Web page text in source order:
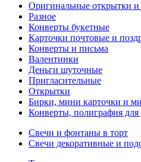
Оригинальные открытки и
Разное
Конверты букетные
Карточки почтовые и
Конверты и письма
Валентинки
Деньги шуточные
Пригласительные
Открытки
Бирки, мини карточки и
Конверты, полиграфия
Свечи и фонтаны в торт
Свечи декоративные и